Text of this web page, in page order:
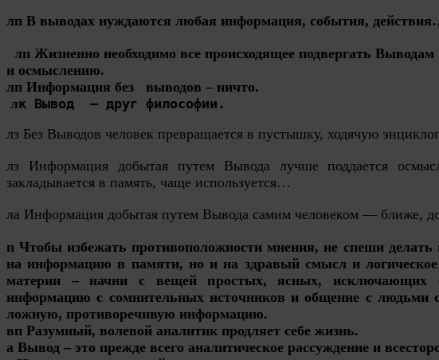
лп В выводах нуждаются любая информация, события,
лп Жизненно необходимо все происходящее подвергать Выводам
и осмыслению.
лп Информация без   выводов – ничто.
лк Вывод
— друг философии.
лз Без Выводов человек превращается в пустышку, ходячую
лз Информация добытая путем Вывода лучше поддается
закладывается в память, чаще используется…
ла Информация добытая путем Вывода самим человеком — ближе,
п Чтобы избежать противоположности мнения, не спеши
на информацию в памяти, но и на здравый смысл и
материи – начни с вещей простых, ясных, исключающих
информацию с сомнительных источников и общение с людьми
ложную, противоречивую информацию.
вп Разумный, волевой аналитик продляет себе жизнь.
а Вывод – это прежде всего аналитическое рассуждение и